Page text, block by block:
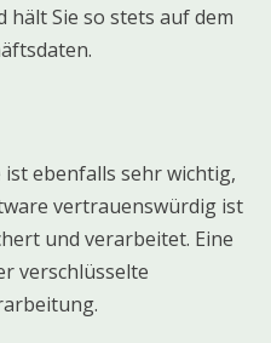
hält Sie so stets auf dem
ebenfalls sehr wichtig,
vertrauenswürdig ist
und verarbeitet. Eine
verschlüsselte